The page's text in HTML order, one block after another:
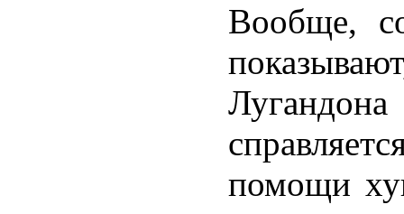
Вообще,
помощи